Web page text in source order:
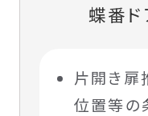
蝶番
片開き扉
位置等の